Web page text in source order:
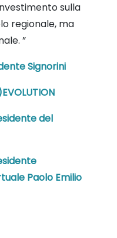
sulla
regionale, ma
”
Signorini
del
Paolo Emilio